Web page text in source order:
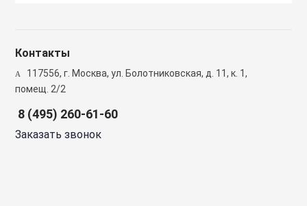
Контакты
117556, г. Москва, ул. Болотниковская, д. 11, к. 1,
помещ. 2/2
8 (495) 260-61-60
Заказать звонок